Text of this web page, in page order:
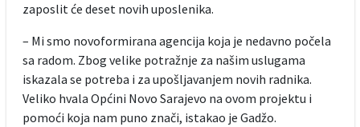
zaposlit će deset novih uposlenika.
– Mi smo novoformirana agencija koja je nedavno počela
sa radom. Zbog velike potražnje za našim uslugama
iskazala se potreba i za upošljavanjem novih radnika.
Veliko hvala Općini Novo Sarajevo na ovom projektu i
pomoći koja nam puno znači, istakao je Gadžo.